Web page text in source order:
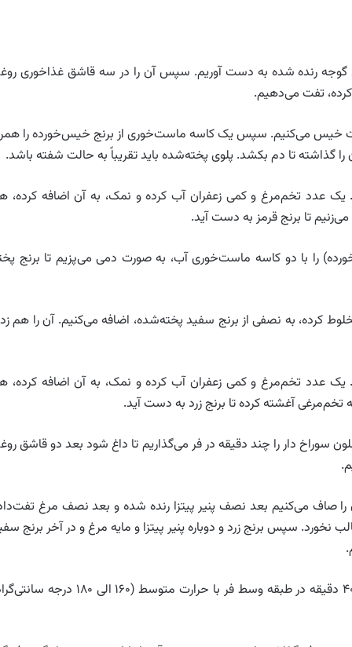
گوجه رنده شده به دست آوریم. سپس آن را در سه قاشق غذاخوری
تفت می‌دهیم.
خیس می‌کنیم. سپس یک کاسه ماست‌خوری از برنج خیس‌خورده را
گذاشته تا دم بکشد. پلوی پخته‌شده باید تقریباً به حالت شفته باشد.
عدد تخم‌مرغ و کمی زعفران آب کرده و نمک، به آن اضافه کرده،
تا برنج قرمز به دست آید.
را با دو کاسه ماست‌خوری آب، به صورت دمی می‌پزیم تا برنج
به نصفی از برنج سفید پخته‌شده، اضافه می‌کنیم. آن را هم
عدد تخم‌مرغ و کمی زعفران آب کرده و نمک، به آن اضافه کرده،
تخم‌مرغی آغشته کرده تا برنج زرد به دست آید.
سوراخ دار را چند دقیقه در فر می‌گذاریم تا داغ شود بعد دو قاشق
آن را صاف می‌کنیم بعد نصف پنیر پیتزا رنده شده و بعد نصف مرغ
نخورد. سپس برنج زرد و دوباره پنیر پیتزا و مایه مرغ و در آخر برنج
فر را از یک ربع قبل روشن می‌کنیم. پلو را به مدت ۳۰ الی ۴۰ دقیقه در طبقه وسط فر با حرارت متوسط (۱۶۰ الی